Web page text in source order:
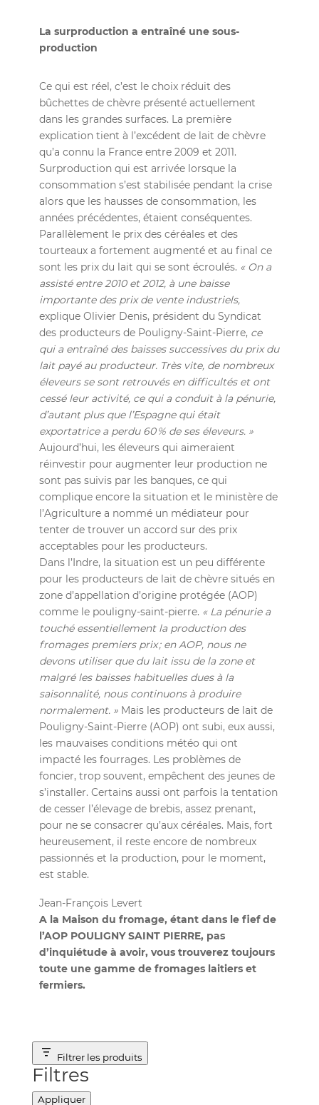
La surproduction a entraîné une sous-
production
Ce qui est réel, c’est le choix réduit des
bûchettes de chèvre présenté actuellement
dans les grandes surfaces. La première
explication tient à l’excédent de lait de chèvre
qu’a connu la France entre 2009 et 2011.
Surproduction qui est arrivée lorsque la
consommation s’est stabilisée pendant la crise
alors que les hausses de consommation, les
années précédentes, étaient conséquentes.
Parallèlement le prix des céréales et des
tourteaux a fortement augmenté et au final ce
sont les prix du lait qui se sont écroulés. « On a
assisté entre 2010 et 2012, à une baisse
importante des prix de vente industriels,
explique Olivier Denis, président du Syndicat
des producteurs de Pouligny-Saint-Pierre, ce
qui a entraîné des baisses successives du prix du
lait payé au producteur. Très vite, de nombreux
éleveurs se sont retrouvés en difficultés et ont
cessé leur activité, ce qui a conduit à la pénurie,
d’autant plus que l’Espagne qui était
exportatrice a perdu 60 % de ses éleveurs. »
Aujourd’hui, les éleveurs qui aimeraient
réinvestir pour augmenter leur production ne
sont pas suivis par les banques, ce qui
complique encore la situation et le ministère de
l’Agriculture a nommé un médiateur pour
tenter de trouver un accord sur des prix
acceptables pour les producteurs.
Dans l’Indre, la situation est un peu différente
pour les producteurs de lait de chèvre situés en
zone d’appellation d’origine protégée (AOP)
comme le pouligny-saint-pierre. « La pénurie a
touché essentiellement la production des
fromages premiers prix ; en AOP, nous ne
devons utiliser que du lait issu de la zone et
malgré les baisses habituelles dues à la
saisonnalité, nous continuons à produire
normalement. » Mais les producteurs de lait de
Pouligny-Saint-Pierre (AOP) ont subi, eux aussi,
les mauvaises conditions météo qui ont
impacté les fourrages. Les problèmes de
foncier, trop souvent, empêchent des jeunes de
s’installer. Certains aussi ont parfois la tentation
de cesser l’élevage de brebis, assez prenant,
pour ne se consacrer qu’aux céréales. Mais, fort
heureusement, il reste encore de nombreux
passionnés et la production, pour le moment,
est stable.
Jean-François Levert
A la Maison du fromage, étant dans le fief de
l’AOP POULIGNY SAINT PIERRE, pas
d’inquiétude à avoir, vous trouverez toujours
toute une gamme de fromages laitiers et
fermiers.
Filtrer les produits
Filtres
Appliquer